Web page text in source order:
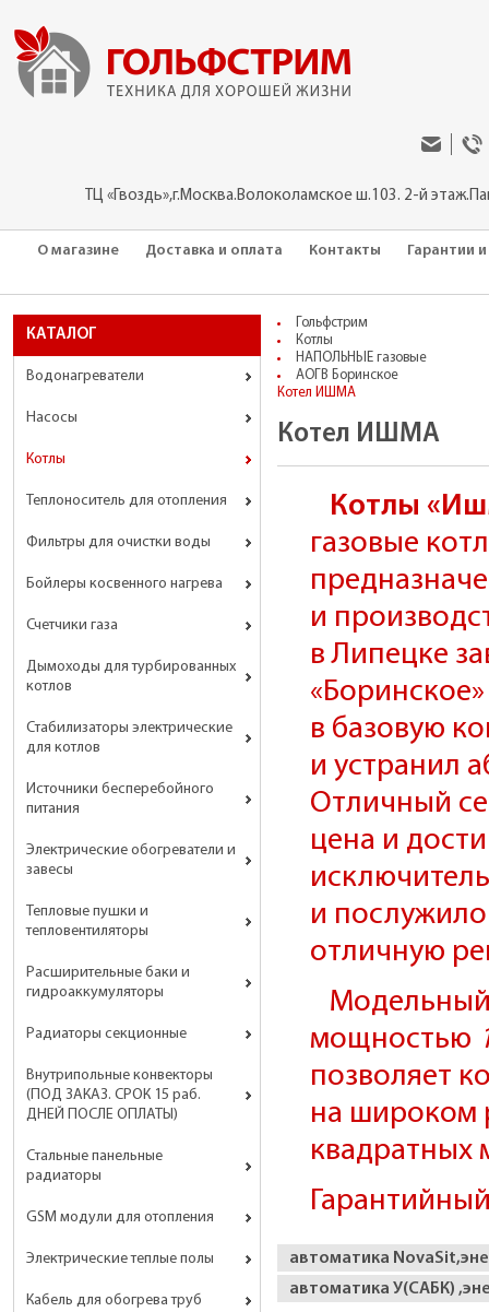
ТЦ «Гвоздь»,г.Москва.Волоколамское ш.103. 2-й
О магазине Доставка и оплата Контакты Гарантии
КАТАЛОГ
Водонагреватели
Насосы
Котлы
Теплоноситель для отопления
Фильтры для очистки воды
Бойлеры косвенного нагрева
Счетчики газа
Дымоходы для турбированных
котлов
Стабилизаторы электрические
для котлов
Источники бесперебойного
питания
Электрические обогреватели и
завесы
Тепловые пушки и
тепловентиляторы
Расширительные баки и
гидроаккумуляторы
Радиаторы секционные
Внутрипольные конвекторы
(ПОД ЗАКАЗ. СРОК 15 раб.
ДНЕЙ ПОСЛЕ ОПЛАТЫ)
Стальные панельные
радиаторы
GSM модули для отопления
Электрические теплые полы
Кабель для обогрева труб
Гольфстрим
Котлы
НАПОЛЬНЫЕ газовые
АОГВ Боринское
Котел ИШМА
Котел ИШМА
Котлы
газовые
и
в Липецке
в базовую
и устранил
Отличный
цена и
и
отличную
Модельный
мощностью
позволяет
на широком
квадратных
автоматика
автоматика У(САБК)